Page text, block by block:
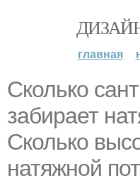
главная
Сколько
забирает
Сколько
натяжной